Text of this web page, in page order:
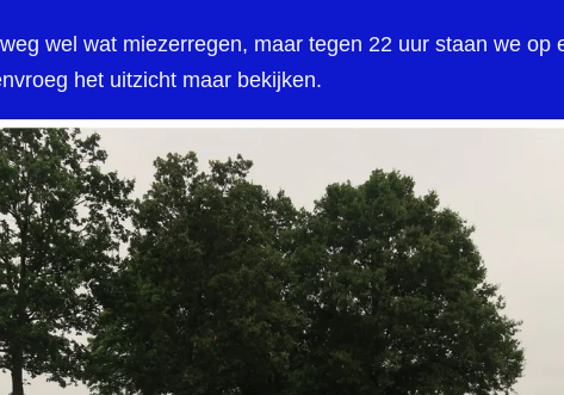
wel wat miezerregen, maar tegen 22 uur staan we op
het uitzicht maar bekijken.